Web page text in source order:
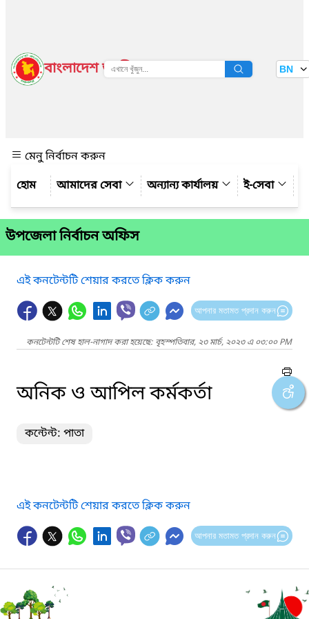
বাংলাদেশ জাতীয় তথ্য বাতায়ন BN
মেনু নির্বাচন করুন
আমাদের সেবা
অন্যান্য কার্যালয় ই-সেবা
উপজেলা নির্বাচন অফিস
এই কনটেন্টটি শেয়ার করতে ক্লিক করুন
আপনার মতামত প্রদান করুন
কনটেন্টটি শেষ হাল-নাগাদ করা হয়েছে: বৃহস্পতিবার, ২৩ মার্চ, ২০২৩ এ ০৩:০০ PM
অনিক ও আপিল কর্মকর্তা
কন্টেন্ট: পাতা
এই কনটেন্টটি শেয়ার করতে ক্লিক করুন
আপনার মতামত প্রদান করুন